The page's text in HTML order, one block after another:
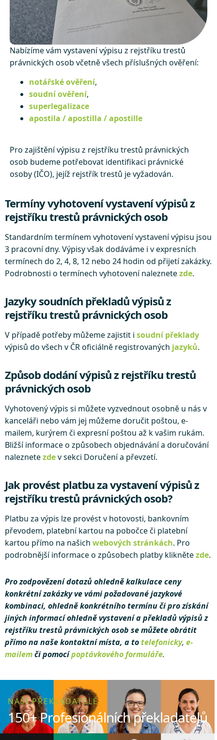
Nabízíme vám vystavení výpisu z rejstříku trestů
právnických osob včetně všech příslušných ověření:
notářské ověření,
soudní ověření,
superlegalizace
apostila / apostilla / apostille
Pro zajištění výpisu z rejstříku trestů právnických
osob budeme potřebovat identifikaci právnické
osoby (IČO), jejíž rejstřík trestů je vyžadován.
Termíny vyhotovení vystavení výpisů z
rejstříku trestů právnických osob
Standardním termínem vyhotovení vystavení výpisu jsou
3 pracovní dny. Výpisy však dodáváme i v expresních
termínech do 2, 4, 8, 12 nebo 24 hodin od přijetí zakázky.
Podrobnosti o termínech vyhotovení naleznetezde.
Jazyky soudních překladů výpisů z
rejstříku trestů právnických osob
V případě potřeby můžeme zajistit i soudní překlady
výpisů do všech v ČR oficiálně registrovaných jazyků.
Způsob dodání výpisů z rejstříku trestů
právnických osob
Vyhotovený výpis si můžete vyzvednout osobně u nás v
kanceláři nebo vám jej můžeme doručit poštou, e-
mailem, kurýrem či expresní poštou až k vašim rukám.
Bližší informace o způsobech objednávání a doručování
naleznetezdev sekci Doručení a převzetí.
Jak provést platbu za vystavení výpisů z
rejstříku trestů právnických osob?
Platbu za výpis lze provést v hotovosti, bankovním
převodem, platební kartou na pobočce či platební
kartou přímo na našich webových stránkách. Pro
podrobnější informace o způsobech platby kliknětezde.
Pro zodpovězení dotazů ohledně kalkulace ceny
konkrétní zakázky ve vámi požadované jazykové
kombinaci, ohledně konkrétního termínu či pro získání
jiných informací ohledně vystavení a překladů výpisů z
rejstříku trestů právnických osob se můžete obrátit
přímo na naše kontaktní místa, a totelefonicky, e-
mailemči pomocípoptávkového formuláře.
NAŠI PŘEKLADATELÉ
150+ Profesionálních překladatelů